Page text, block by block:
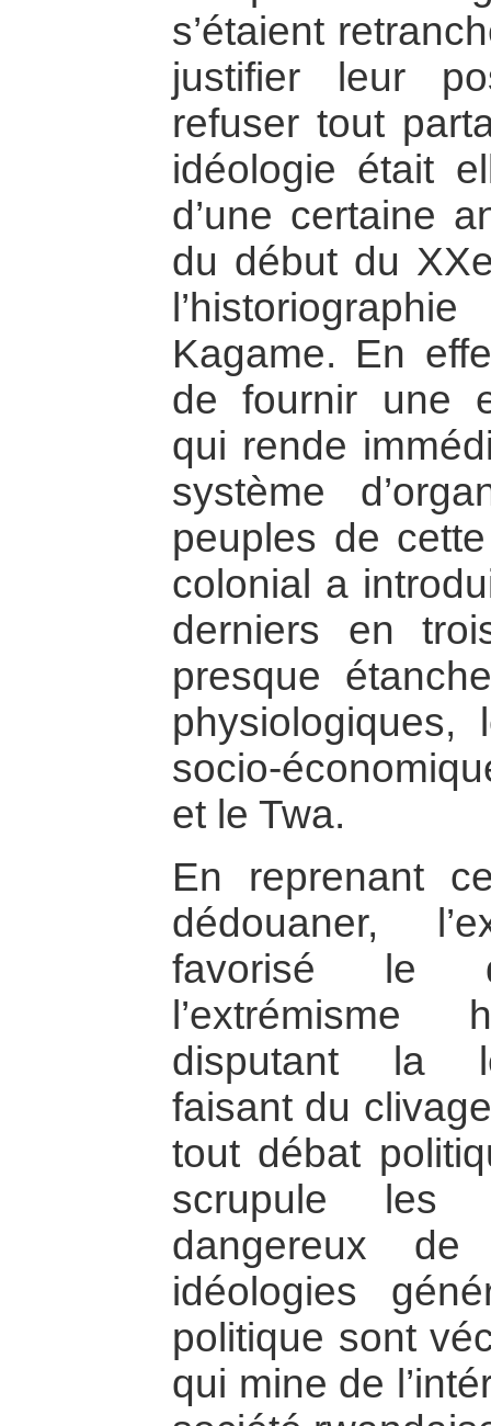
s’étaient
justifier leur
refuser tout
idéologie était
d’une certaine
du début du
Kagame. En
de fournir une
qui rende
système
peuples de
colonial a
derniers en
presque
socio-
et le Twa.
En reprenant
dédouaner,
favorisé le
disputant la
faisant du
tout débat
scrupule les
dangereux
idéologies
politique sont
qui mine de